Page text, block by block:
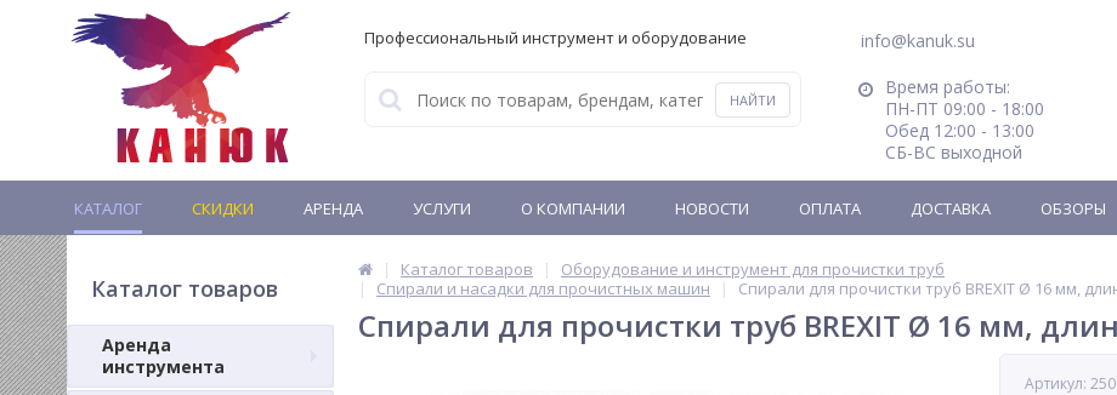
Профессиональный инструмент и оборудование
info@kanuk.su
Время работы:
ПН-ПТ 09:00 - 18:00
Обед 12:00 - 13:00
СБ-ВС выходной
КАТАЛОГ СКИДКИ АРЕНДА УСЛУГИ О КОМПАНИИ НОВОСТИ ОПЛАТА ДОСТАВКА ОБЗОРЫ
Каталог товаров
Аренда
инструмента
Каталог товаров
Оборудование и инструмент для прочистки труб
Спирали и насадки для прочистных машин
Спирали для прочистки труб BREXIT Ø 16 мм,
Спирали для прочистки труб BREXIT Ø 16 мм,
Артикул: